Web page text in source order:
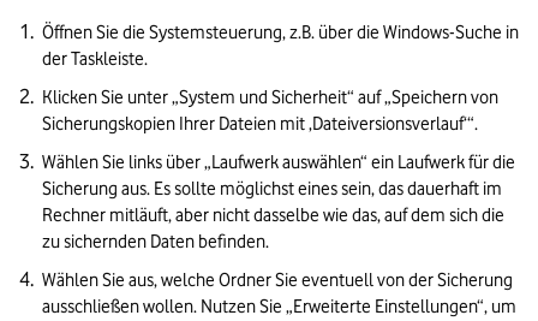
Öffnen Sie die Systemsteuerung, z.B. über die Windows-Suche in
der Taskleiste.
Klicken Sie unter „System und Sicherheit“ auf „Speichern von
Sicherungskopien Ihrer Dateien mit ‚Dateiversionsverlauf‘“.
Wählen Sie links über „Laufwerk auswählen“ ein Laufwerk für die
Sicherung aus. Es sollte möglichst eines sein, das dauerhaft im
Rechner mitläuft, aber nicht dasselbe wie das, auf dem sich die
zu sichernden Daten befinden.
Wählen Sie aus, welche Ordner Sie eventuell von der Sicherung
ausschließen wollen. Nutzen Sie „Erweiterte Einstellungen“, um